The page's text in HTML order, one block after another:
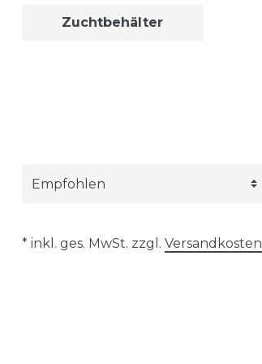
Zuchtbehälter
* inkl. ges. MwSt. zzgl. Versandkosten